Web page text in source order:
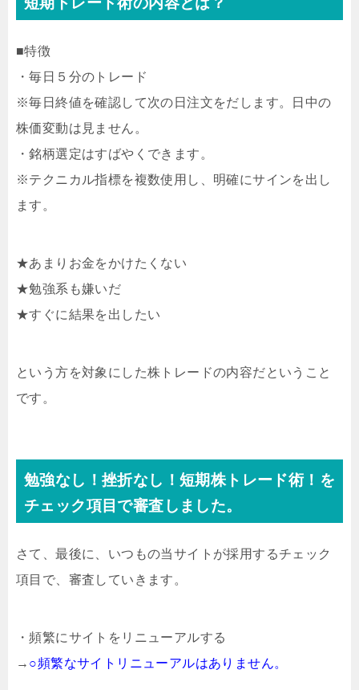
■特徴
・毎日５分のトレード
※毎日終値を確認して次の日注文をだします。日中の
株価変動は見ません。
・銘柄選定はすばやくできます。
※テクニカル指標を複数使用し、明確にサインを出し
ます。
★あまりお金をかけたくない
★勉強系も嫌いだ
★すぐに結果を出したい
という方を対象にした株トレードの内容だということ
です。
勉強なし！挫折なし！短期株トレード術！を
チェック項目で審査しました。
さて、最後に、いつもの当サイトが採用するチェック
項目で、審査していきます。
・頻繁にサイトをリニューアルする
→ ○頻繁なサイトリニューアルはありません。